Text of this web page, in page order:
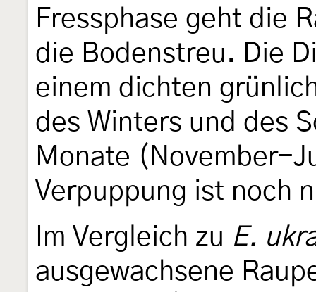
Fressphase geht die
die Bodenstreu. Die
einem dichten
des Winters und des
Monate (November-
Verpuppung ist noch
Im Vergleich zu E.
ausgewachsene